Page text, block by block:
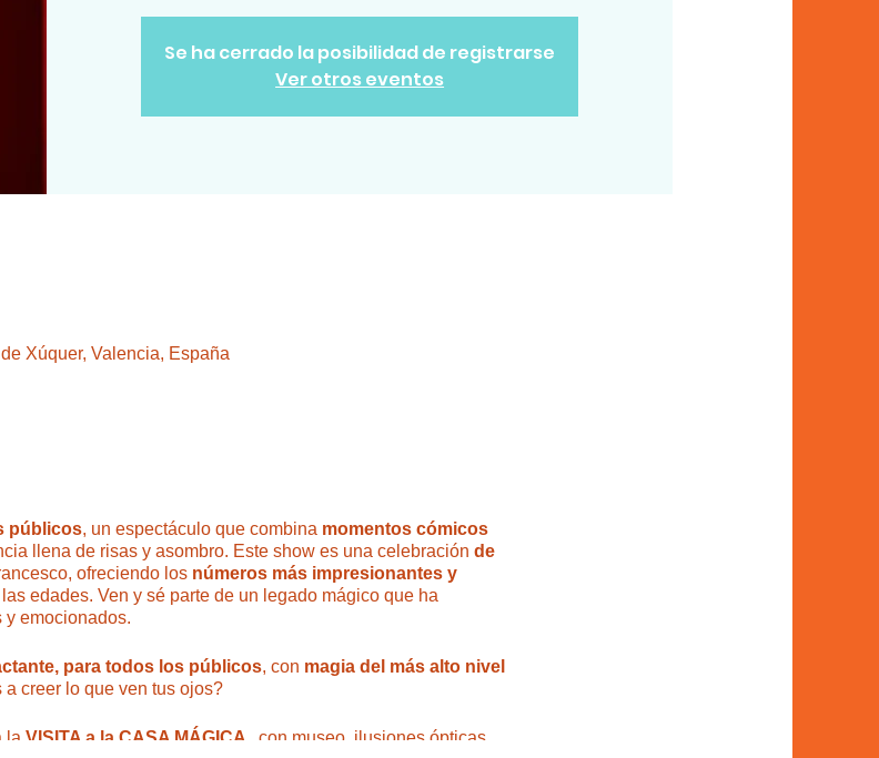
Se ha cerrado la posibilidad de registrarse
Ver otros eventos
Xúquer, Valencia, España
públicos, un espectáculo que combina momentos cómicos
llena de risas y asombro. Este show es una celebración de
ofreciendo los números más impresionantes y
edades. Ven y sé parte de un legado mágico que ha
y emocionados.
para todos los públicos, con magia del más alto nivel
a creer lo que ven tus ojos?
la VISITA a la CASA MÁGICA ,
con museo, ilusiones ópticas,